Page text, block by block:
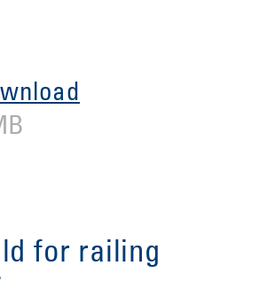
for railing